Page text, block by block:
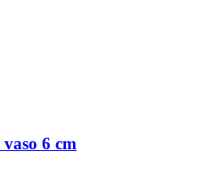
6 cm